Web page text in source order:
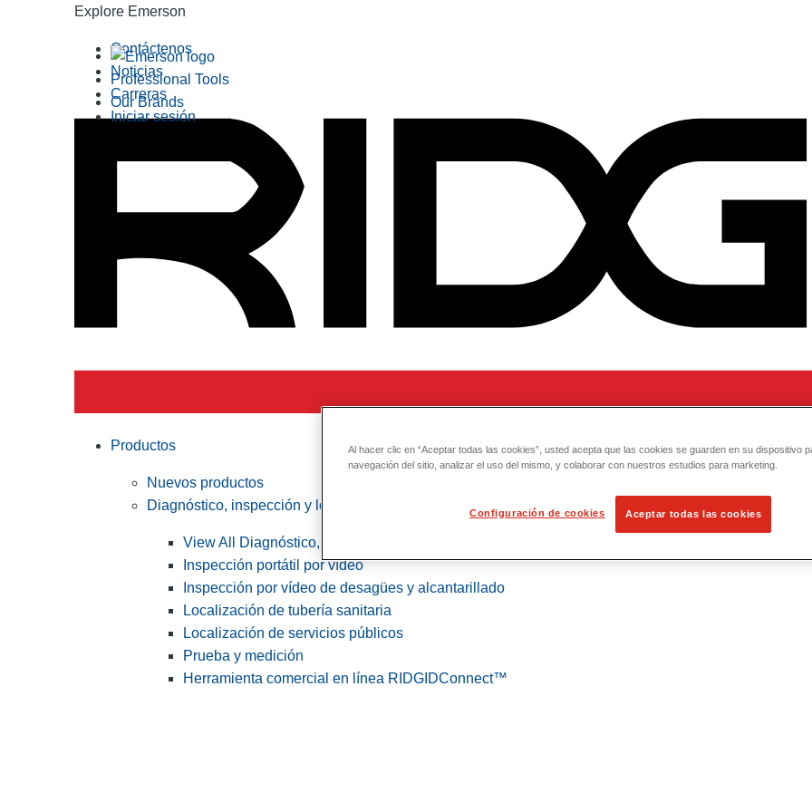
Explore Emerson
Professional Tools
Our Brands
Contáctenos
Noticias
Carreras
Iniciar sesión
Productos
Nuevos productos
Diagnóstico, inspección y localización
View All Diagnóstico, inspección y localización
Inspección portátil por vídeo
Inspección por vídeo de desagües y alcantarillado
Localización de tubería sanitaria
Localización de servicios públicos
Prueba y medición
Herramienta comercial en línea RIDGIDConnect™
Al hacer clic en “Aceptar todas las cookies”, usted acepta que las cookies se guarden en su dispositivo
navegación del sitio, analizar el uso del mismo, y colaborar con nuestros estudios para marketing.
Configuración de cookies Aceptar todas las cookies